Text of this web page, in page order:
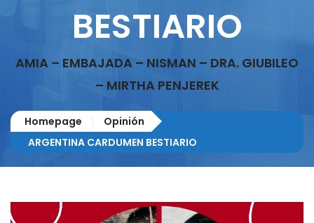
BESTIARIO
AMIA – EMBAJADA – NISMAN – DRA. GIUBILEO
– MIRTHA PENJEREK
Homepage
Opinión
ARGENTINA CARDUMEN BESTIARIO